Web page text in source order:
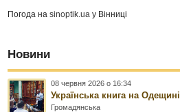
Погода наsinoptik.ua у Вінниці
Новини
08 червня 2026 о 16:34
Українська книга на Одещині
Громадянська